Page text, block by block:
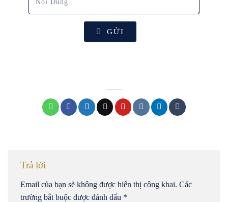
GỬI
Trả lời
Email của bạn sẽ không được hiển thị công khai. Các
trường bắt buộc được đánh dấu *